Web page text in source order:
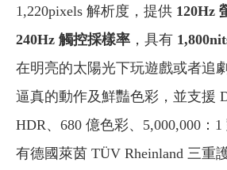
1,220pixels 解析度，提供 120Hz
240Hz 觸控採樣率 ，具有
在明亮的太陽光下玩遊戲或者追
逼真的動作及鮮豔色彩，並支援
HDR、680 億色彩、5,000,000：
有德國萊茵 TÜV Rheinland 三重